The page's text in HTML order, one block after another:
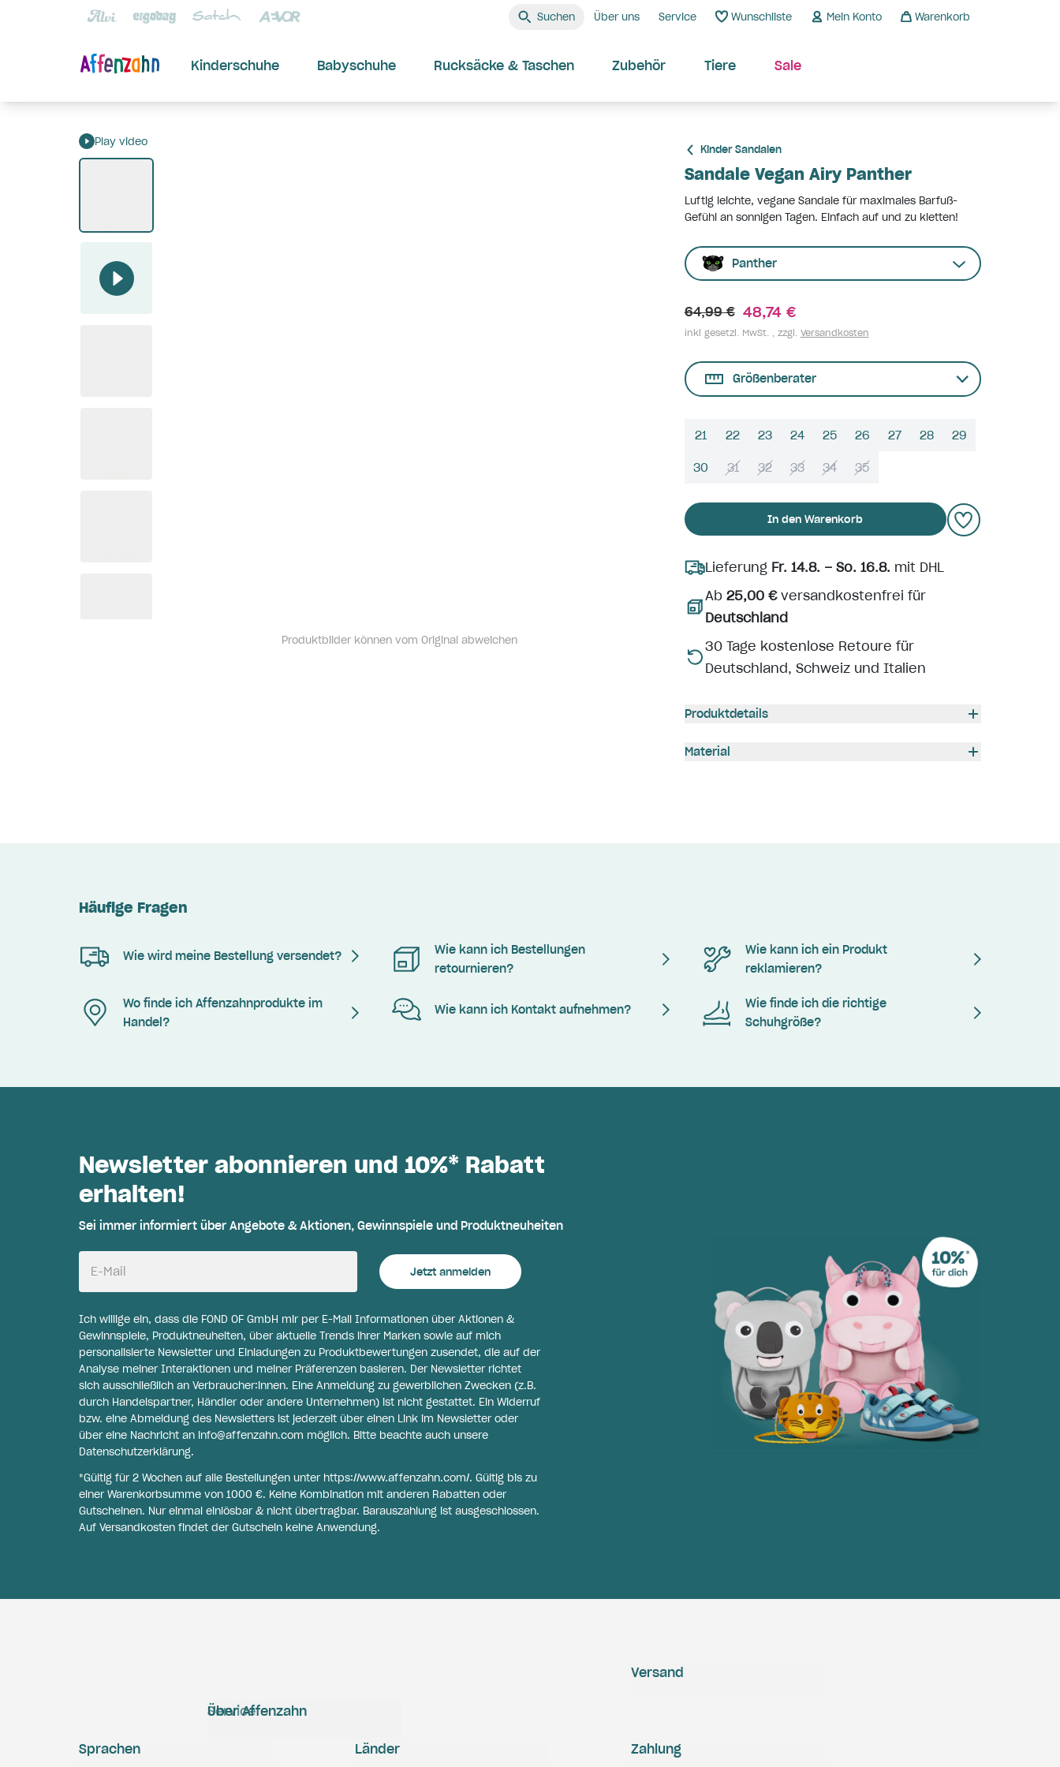
Suchen Über uns Service Wunschliste Mein Konto Warenkorb
Kinderschuhe Babyschuhe Rucksäcke & Taschen Zubehör Tiere Sale
Play video
Produktbilder können vom Original abweichen
Kinder Sandalen
Sandale Vegan Airy Panther
Luftig leichte, vegane Sandale für maximales Barfuß-
Gefühl an sonnigen Tagen. Einfach auf und zu kletten!
Panther
64,99 € 48,74 €
inkl gesetzl. MwSt. , zzgl. Versandkosten
Größenberater
21 22 23 24 25 26 27 28 29
30 31 32 33 34 35
In den Warenkorb
Lieferung Fr. 14.8. – So. 16.8.mit DHL
Ab 25,00 €versandkostenfrei für
Deutschland
30 Tage kostenlose Retoure für
Deutschland, Schweiz und Italien
Produktdetails
Material
Häufige Fragen
Wie wird meine Bestellung versendet?
Wie kann ich Bestellungen
retournieren?
Wie kann ich ein Produkt
reklamieren?
Wo finde ich Affenzahnprodukte im
Handel?
Wie kann ich Kontakt aufnehmen?
Wie finde ich die richtige
Schuhgröße?
Newsletter abonnieren und 10%* Rabatt
erhalten!
Sei immer informiert über Angebote & Aktionen, Gewinnspiele und Produktneuheiten
E-Mail Jetzt anmelden
Ich willige ein, dass die FOND OF GmbH mir per E-Mail Informationen über Aktionen &
Gewinnspiele, Produktneuheiten, über aktuelle Trends ihrer Marken sowie auf mich
personalisierte Newsletter und Einladungen zu Produktbewertungen zusendet, die auf der
Analyse meiner Interaktionen und meiner Präferenzen basieren. Der Newsletter richtet
sich ausschließlich an Verbraucher:innen. Eine Anmeldung zu gewerblichen Zwecken (z.B.
durch Handelspartner, Händler oder andere Unternehmen) ist nicht gestattet. Ein Widerruf
bzw. eine Abmeldung des Newsletters ist jederzeit über einen Link im Newsletter oder
über eine Nachricht an info@affenzahn.com möglich. Bitte beachte auch unsere
Datenschutzerklärung.
*Gültig für 2 Wochen auf alle Bestellungen unter https://www.affenzahn.com/. Gültig bis zu
einer Warenkorbsumme von 1000 €. Keine Kombination mit anderen Rabatten oder
Gutscheinen. Nur einmal einlösbar & nicht übertragbar. Barauszahlung ist ausgeschlossen.
Auf Versandkosten findet der Gutschein keine Anwendung.
Service
Über Affenzahn
Versand
Zahlung
Sprachen Länder